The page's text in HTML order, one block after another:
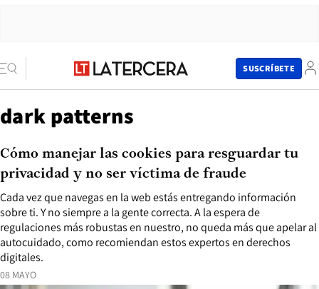
SUSCRÍBETE
dark patterns
08 MAYO
Cada vez que navegas en la web estás entregando información
sobre ti. Y no siempre a la gente correcta. A la espera de
regulaciones más robustas en nuestro, no queda más que apelar al
autocuidado, como recomiendan estos expertos en derechos
digitales.
Cómo manejar las cookies para resguardar tu
privacidad y no ser víctima de fraude